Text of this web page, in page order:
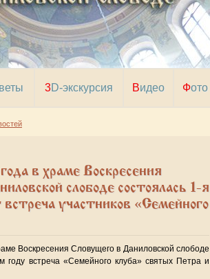
3D-экскурсия Видео Фото
слободе состоялась 1-я
участников «Семейного
Воскресения Словущего в Даниловской слободе
году встреча «Семейного клуба» святых Петра и